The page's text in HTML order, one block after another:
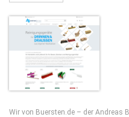
Wir von Buersten.de – der Andreas